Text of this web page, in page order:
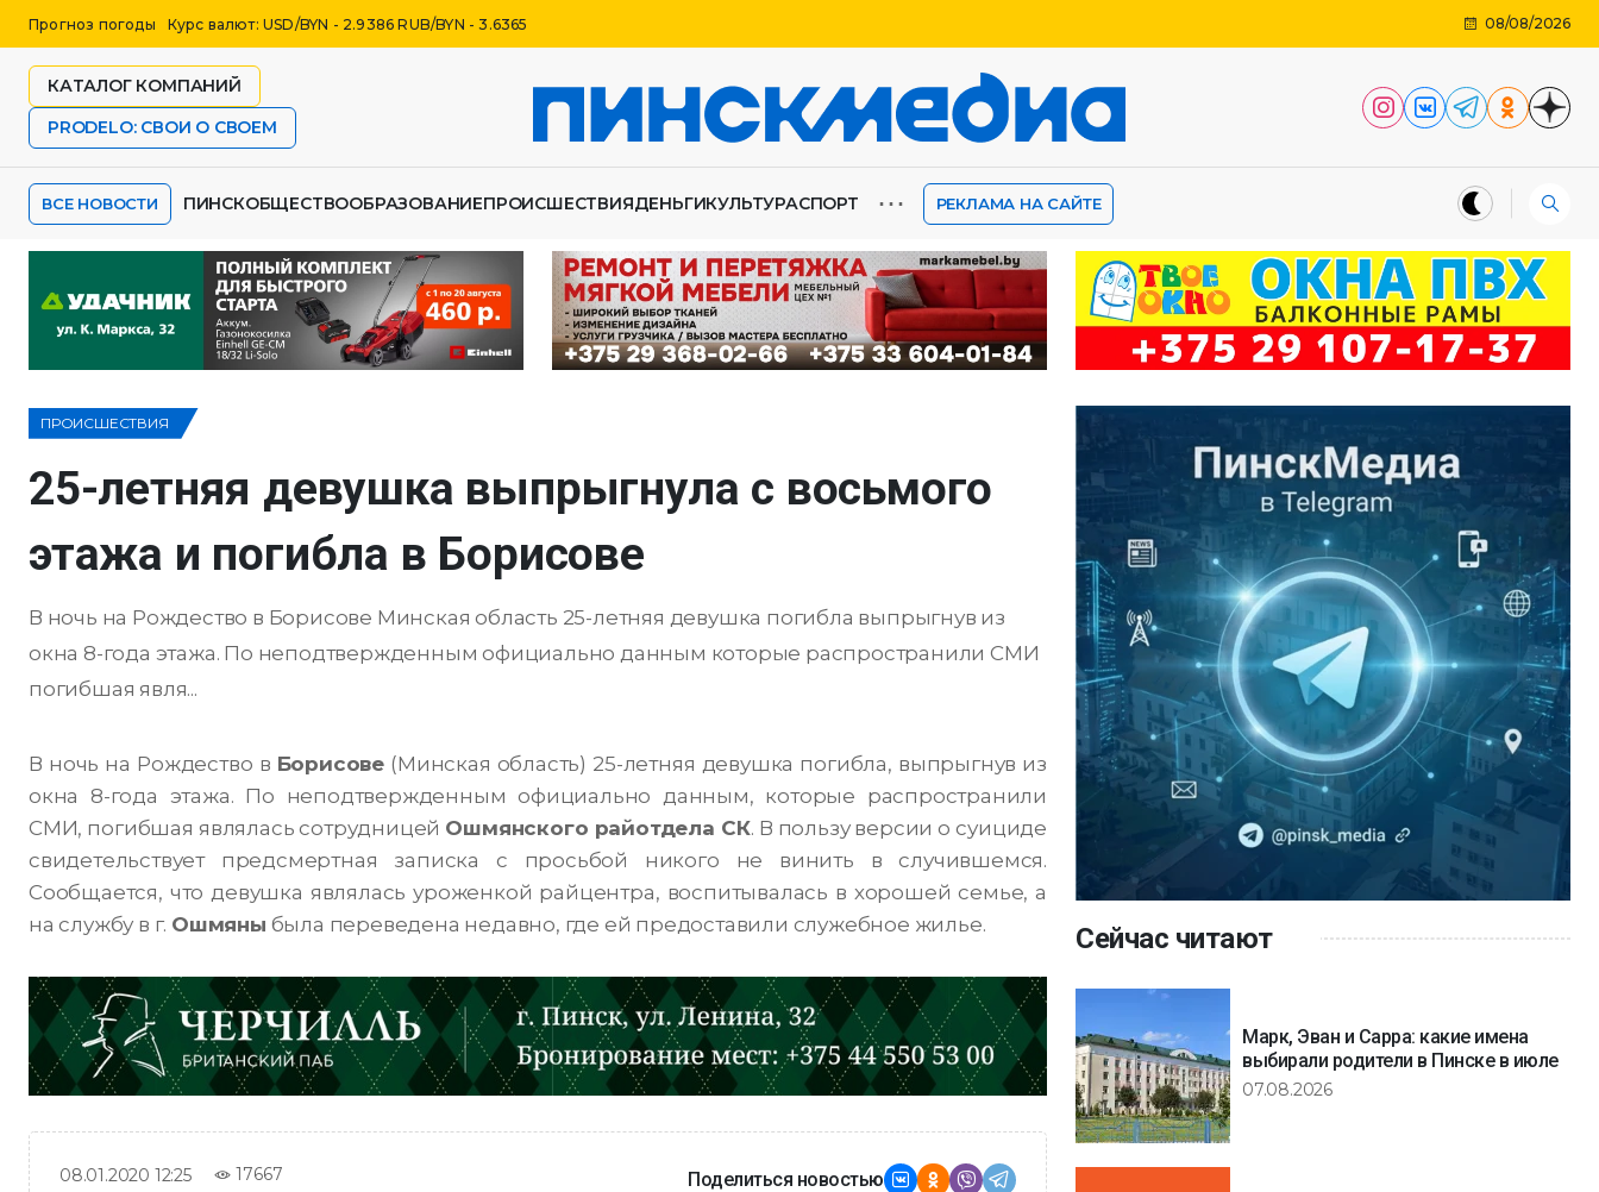
Прогноз погоды Курс валют: USD/BYN - 2.9386 RUB/BYN - 3.6365 08/08/2026
КАТАЛОГ КОМПАНИЙ
PRODELO: СВОИ О СВОЕМ
ВСЕ НОВОСТИ ПИНСКОБЩЕСТВООБРАЗОВАНИЕПРОИСШЕСТВИЯДЕНЬГИКУЛЬТУРАСПОРТ ⋯ РЕКЛАМА НА САЙТЕ
ПРОИСШЕСТВИЯ
25-летняя девушка выпрыгнула с восьмого
этажа и погибла в Борисове
В ночь на Рождество в Борисове Минская область 25-летняя девушка погибла выпрыгнув из
окна 8-года этажа. По неподтвержденным официально данным которые распространили СМИ
погибшая явля...
В ночь на Рождество в Борисове(Минская область) 25-летняя девушка погибла, выпрыгнув из
окна 8-года этажа. По неподтвержденным официально данным, которые распространили
СМИ, погибшая являлась сотрудницей Ошмянского райотдела СК. В пользу версии о суициде
свидетельствует предсмертная записка с просьбой никого не винить в случившемся.
Сообщается, что девушка являлась уроженкой райцентра, воспитывалась в хорошей семье, а
на службу в г. Ошмяны была переведена недавно, где ей предоставили служебное жилье.
08.01.2020 12:25 17667 Поделиться новостью
Сейчас читают
Марк, Эван и Сарра: какие имена
выбирали родители в Пинске в июле
07.08.2026